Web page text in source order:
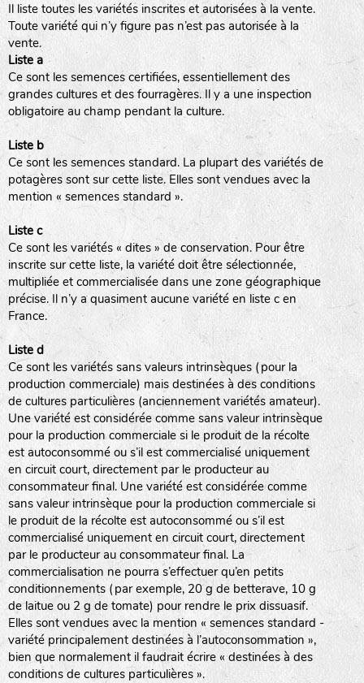
Il liste toutes les variétés inscrites et autorisées à la vente.
Toute variété qui n’y figure pas n’est pas autorisée à la
vente.
Liste a
Ce sont les semences certifiées, essentiellement des
grandes cultures et des fourragères. Il y a une inspection
obligatoire au champ pendant la culture.
Liste b
Ce sont les semences standard. La plupart des variétés de
potagères sont sur cette liste. Elles sont vendues avec la
mention « semences standard ».
Liste c
Ce sont les variétés « dites » de conservation. Pour être
inscrite sur cette liste, la variété doit être sélectionnée,
multipliée et commercialisée dans une zone géographique
précise. Il n’y a quasiment aucune variété en liste c en
France.
Liste d
Ce sont les variétés sans valeurs intrinsèques (pour la
production commerciale) mais destinées à des conditions
de cultures particulières (anciennement variétés amateur).
Une variété est considérée comme sans valeur intrinsèque
pour la production commerciale si le produit de la récolte
est autoconsommé ou s’il est commercialisé uniquement
en circuit court, directement par le producteur au
consommateur final. Une variété est considérée comme
sans valeur intrinsèque pour la production commerciale si
le produit de la récolte est autoconsommé ou s’il est
commercialisé uniquement en circuit court, directement
par le producteur au consommateur final. La
commercialisation ne pourra s’effectuer qu’en petits
conditionnements (par exemple, 20 g de betterave, 10 g
de laitue ou 2 g de tomate) pour rendre le prix dissuasif.
Elles sont vendues avec la mention « semences standard -
variété principalement destinées à l’autoconsommation »,
bien que normalement il faudrait écrire « destinées à des
conditions de cultures particulières ».